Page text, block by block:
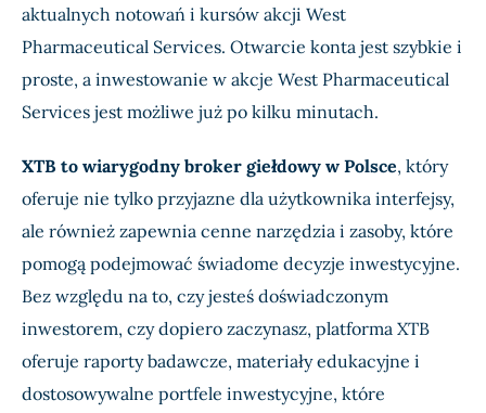
aktualnych notowań i kursów akcji West
Pharmaceutical Services. Otwarcie konta jest szybkie i
proste, a inwestowanie w akcje West Pharmaceutical
Services jest możliwe już po kilku minutach.
XTB to wiarygodny broker giełdowy w Polsce, który
oferuje nie tylko przyjazne dla użytkownika interfejsy,
ale również zapewnia cenne narzędzia i zasoby, które
pomogą podejmować świadome decyzje inwestycyjne.
Bez względu na to, czy jesteś doświadczonym
inwestorem, czy dopiero zaczynasz, platforma XTB
oferuje raporty badawcze, materiały edukacyjne i
dostosowywalne portfele inwestycyjne, które